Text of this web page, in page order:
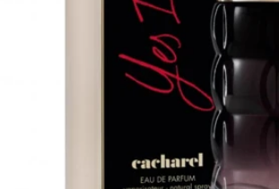
le média 3 en mode modal